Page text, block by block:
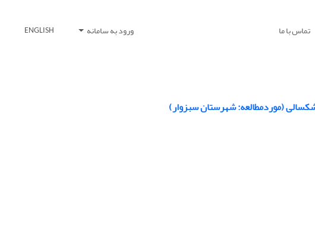
تماس با ما ورود به سامانه ENGLISH
(موردمطالعه: شهرستان سبزوار)